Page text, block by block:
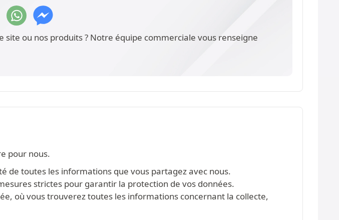
ou nos produits ? Notre équipe commerciale vous renseigne
pour nous.
de toutes les informations que vous partagez avec nous.
strictes pour garantir la protection de vos données.
où vous trouverez toutes les informations concernant la collecte,